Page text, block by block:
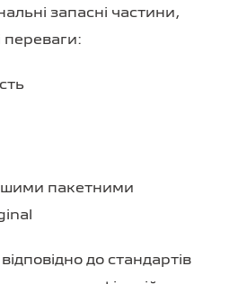
запасні частини,
переваги:
пакетними
до стандартів